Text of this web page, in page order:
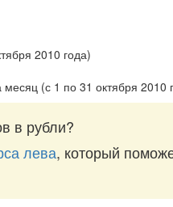
месяц (с 1 по 31 октября 2010
в рубли?
лева, который